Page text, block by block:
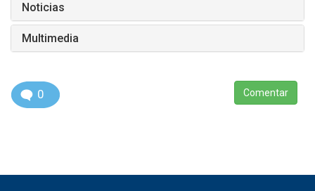
Noticias
Multimedia
0 Comentar